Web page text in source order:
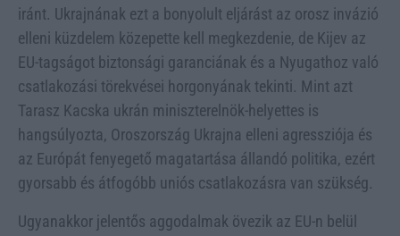
iránt. Ukrajnának ezt a bonyolult eljárást az orosz invázió
elleni küzdelem közepette kell megkezdenie, de Kijev az
EU-tagságot biztonsági garanciának és a Nyugathoz való
csatlakozási törekvései horgonyának tekinti. Mint azt
Tarasz Kacska ukrán miniszterelnök-helyettes is
hangsúlyozta, Oroszország Ukrajna elleni agressziója és
az Európát fenyegető magatartása állandó politika, ezért
gyorsabb és átfogóbb uniós csatlakozásra van szükség.
Ugyanakkor jelentős aggodalmak övezik az EU-n belül